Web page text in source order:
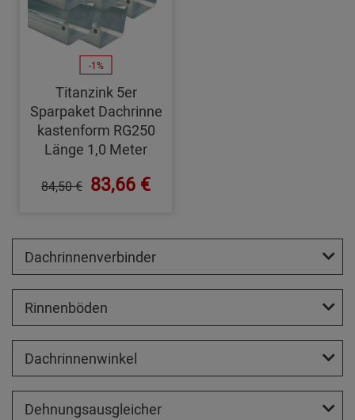
-1%
Titanzink 5er
Sparpaket Dachrinne
kastenform RG250
Länge 1,0 Meter
84,50 € 83,66 €
Dachrinnenverbinder
Rinnenböden
Dachrinnenwinkel
Dehnungsausgleicher